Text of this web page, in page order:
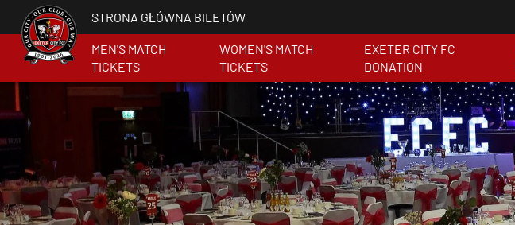
STRONA GŁÓWNA BILETÓW
MEN'S MATCH
TICKETS
WOMEN'S MATCH
TICKETS
EXETER CITY FC
DONATION